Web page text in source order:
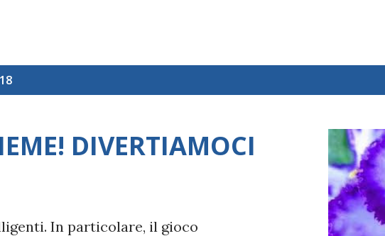
DIVERTIAMOCI
In particolare, il gioco